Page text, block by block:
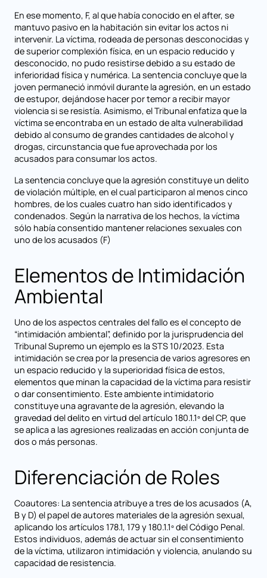
En ese momento, F, al que había conocido en el after, se
mantuvo pasivo en la habitación sin evitar los actos ni
intervenir. La víctima, rodeada de personas desconocidas y
de superior complexión física, en un espacio reducido y
desconocido, no pudo resistirse debido a su estado de
inferioridad física y numérica. La sentencia concluye que la
joven permaneció inmóvil durante la agresión, en un estado
de estupor, dejándose hacer por temor a recibir mayor
violencia si se resistía. Asimismo, el Tribunal enfatiza que la
víctima se encontraba en un estado de alta vulnerabilidad
debido al consumo de grandes cantidades de alcohol y
drogas, circunstancia que fue aprovechada por los
acusados para consumar los actos.
La sentencia concluye que la agresión constituye un delito
de violación múltiple, en el cual participaron al menos cinco
hombres, de los cuales cuatro han sido identificados y
condenados. Según la narrativa de los hechos, la víctima
sólo había consentido mantener relaciones sexuales con
uno de los acusados (F)
Elementos de Intimidación
Ambiental
Uno de los aspectos centrales del fallo es el concepto de
“intimidación ambiental”, definido por la jurisprudencia del
Tribunal Supremo un ejemplo es la STS 10/2023. Esta
intimidación se crea por la presencia de varios agresores en
un espacio reducido y la superioridad física de estos,
elementos que minan la capacidad de la víctima para resistir
o dar consentimiento. Este ambiente intimidatorio
constituye una agravante de la agresión, elevando la
gravedad del delito en virtud del artículo 180.1.1º del CP, que
se aplica a las agresiones realizadas en acción conjunta de
dos o más personas.
Diferenciación de Roles
Coautores: La sentencia atribuye a tres de los acusados (A,
B y D) el papel de autores materiales de la agresión sexual,
aplicando los artículos 178.1, 179 y 180.1.1º del Código Penal.
Estos individuos, además de actuar sin el consentimiento
de la víctima, utilizaron intimidación y violencia, anulando su
capacidad de resistencia.